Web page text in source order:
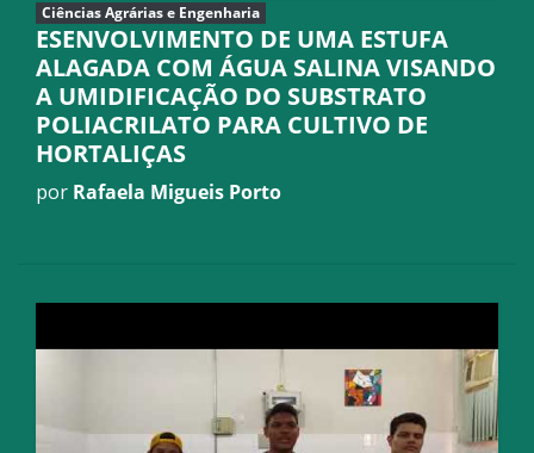
Ciências Agrárias e Engenharia
ESENVOLVIMENTO DE UMA ESTUFA
ALAGADA COM ÁGUA SALINA VISANDO
A UMIDIFICAÇÃO DO SUBSTRATO
POLIACRILATO PARA CULTIVO DE
HORTALIÇAS
por Rafaela Migueis Porto